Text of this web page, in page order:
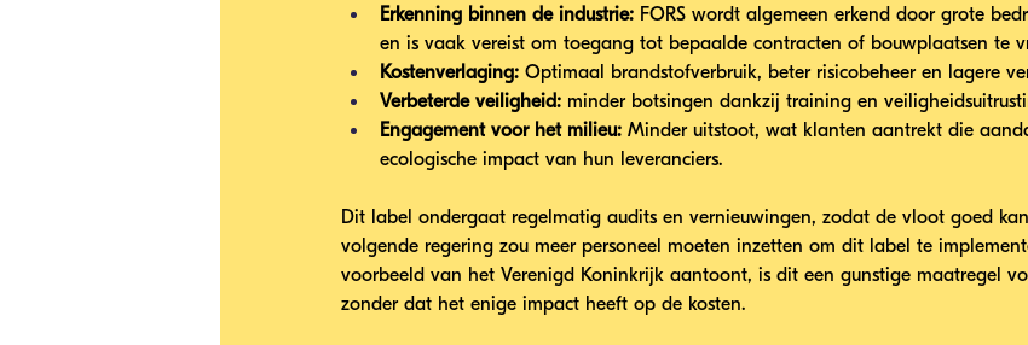
Erkenning binnen de industrie: FORS wordt algemeen erkend door grote
en is vaak vereist om toegang tot bepaalde contracten of bouwplaatsen te
Kostenverlaging: Optimaal brandstofverbruik, beter risicobeheer en lagere
Verbeterde veiligheid: minder botsingen dankzij training en
Engagement voor het milieu: Minder uitstoot, wat klanten aantrekt die
ecologische impact van hun leveranciers.
Dit label ondergaat regelmatig audits en vernieuwingen, zodat de vloot goed
volgende regering zou meer personeel moeten inzetten om dit label te
voorbeeld van het Verenigd Koninkrijk aantoont, is dit een gunstige maatregel
zonder dat het enige impact heeft op de kosten.